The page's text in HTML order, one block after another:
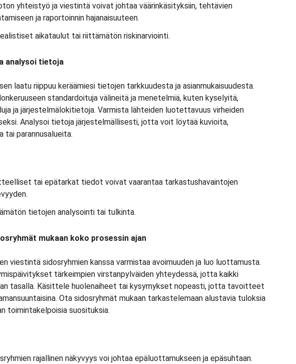
yhteistyö ja viestintä voivat johtaa väärinkäsityksiin, tehtävien
ja raportoinnin hajanaisuuteen.
aikataulut tai riittämätön riskinarviointi.
analysoi tietoja
laatu riippuu keräämiesi tietojen tarkkuudesta ja asianmukaisuudesta.
standardoituja välineitä ja menetelmiä, kuten kyselyitä,
ja järjestelmälokitietoja. Varmista lähteiden luotettavuus virheiden
Analysoi tietoja järjestelmällisesti, jotta voit löytää kuvioita,
tai parannusalueita.
tai epätarkat tiedot voivat vaarantaa tarkastushavaintojen
tietojen analysointi tai tulkinta.
mukaan koko prosessin ajan
viestintä sidosryhmien kanssa varmistaa avoimuuden ja luo luottamusta.
tärkeimpien virstanpylväiden yhteydessä, jotta kaikki
tasalla. Käsittele huolenaiheet tai kysymykset nopeasti, jotta tavoitteet
Ota sidosryhmät mukaan tarkastelemaan alustavia tuloksia
toimintakelpoisia suosituksia.
rajallinen näkyvyys voi johtaa epäluottamukseen ja epäsuhtaan.